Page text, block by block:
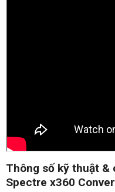
Thông số kỹ thuật &
Spectre x360